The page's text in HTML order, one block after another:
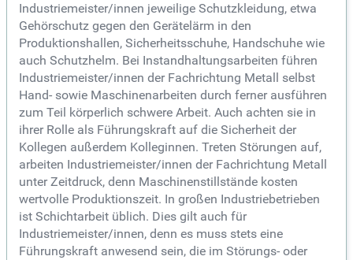
Industriemeister/innen jeweilige Schutzkleidung, etwa
Gehörschutz gegen den Gerätelärm in den
Produktionshallen, Sicherheitsschuhe, Handschuhe wie
auch Schutzhelm. Bei Instandhaltungsarbeiten führen
Industriemeister/innen der Fachrichtung Metall selbst
Hand- sowie Maschinenarbeiten durch ferner ausführen
zum Teil körperlich schwere Arbeit. Auch achten sie in
ihrer Rolle als Führungskraft auf die Sicherheit der
Kollegen außerdem Kolleginnen. Treten Störungen auf,
arbeiten Industriemeister/innen der Fachrichtung Metall
unter Zeitdruck, denn Maschinenstillstände kosten
wertvolle Produktionszeit. In großen Industriebetrieben
ist Schichtarbeit üblich. Dies gilt auch für
Industriemeister/innen, denn es muss stets eine
Führungskraft anwesend sein, die im Störungs- oder